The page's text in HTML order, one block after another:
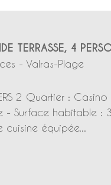
TERRASSE, 4
- Valras-Plage
2 Quartier :
- Surface habitable :
cuisine équipée...